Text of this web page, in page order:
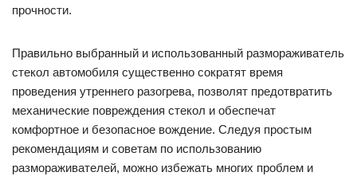
прочности.
Правильно выбранный и использованный размораживатель
стекол автомобиля существенно сократят время
проведения утреннего разогрева, позволят предотвратить
механические повреждения стекол и обеспечат
комфортное и безопасное вождение. Следуя простым
рекомендациям и советам по использованию
размораживателей, можно избежать многих проблем и